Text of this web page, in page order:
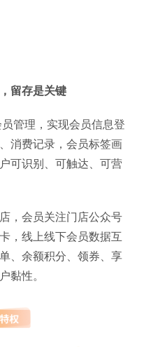
留存是关键
管理，实现会员信息登
消费记录，会员标签画
可识别、可触达、可营
，会员关注门店公众号
，线上线下会员数据互
、余额积分、领券、享
黏性。